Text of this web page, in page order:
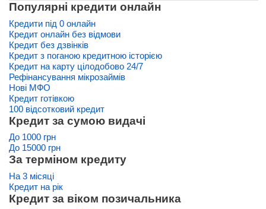
Популярні кредити онлайн
Кредити під 0 онлайн
Кредит онлайн без відмови
Кредит без дзвінків
Кредит з поганою кредитною історією
Кредит на карту цілодобово 24/7
Рефінансування мікрозаймів
Нові МФО
Кредит готівкою
100 відсотковий кредит
Кредит за сумою видачі
До 1000 грн
До 15000 грн
За терміном кредиту
На 3 місяці
Кредит на рік
Кредит за віком позичальника